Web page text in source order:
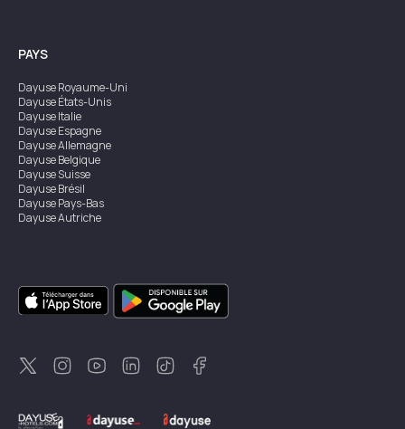
PAYS
DayuseRoyaume-Uni
DayuseÉtats-Unis
DayuseItalie
DayuseEspagne
DayuseAllemagne
DayuseBelgique
DayuseSuisse
DayuseBrésil
DayusePays-Bas
DayuseAutriche
DayuseSingapour
DayuseSuède
DayuseThaïlande
DayuseNouvelle-Zélande
DayuseTurquie